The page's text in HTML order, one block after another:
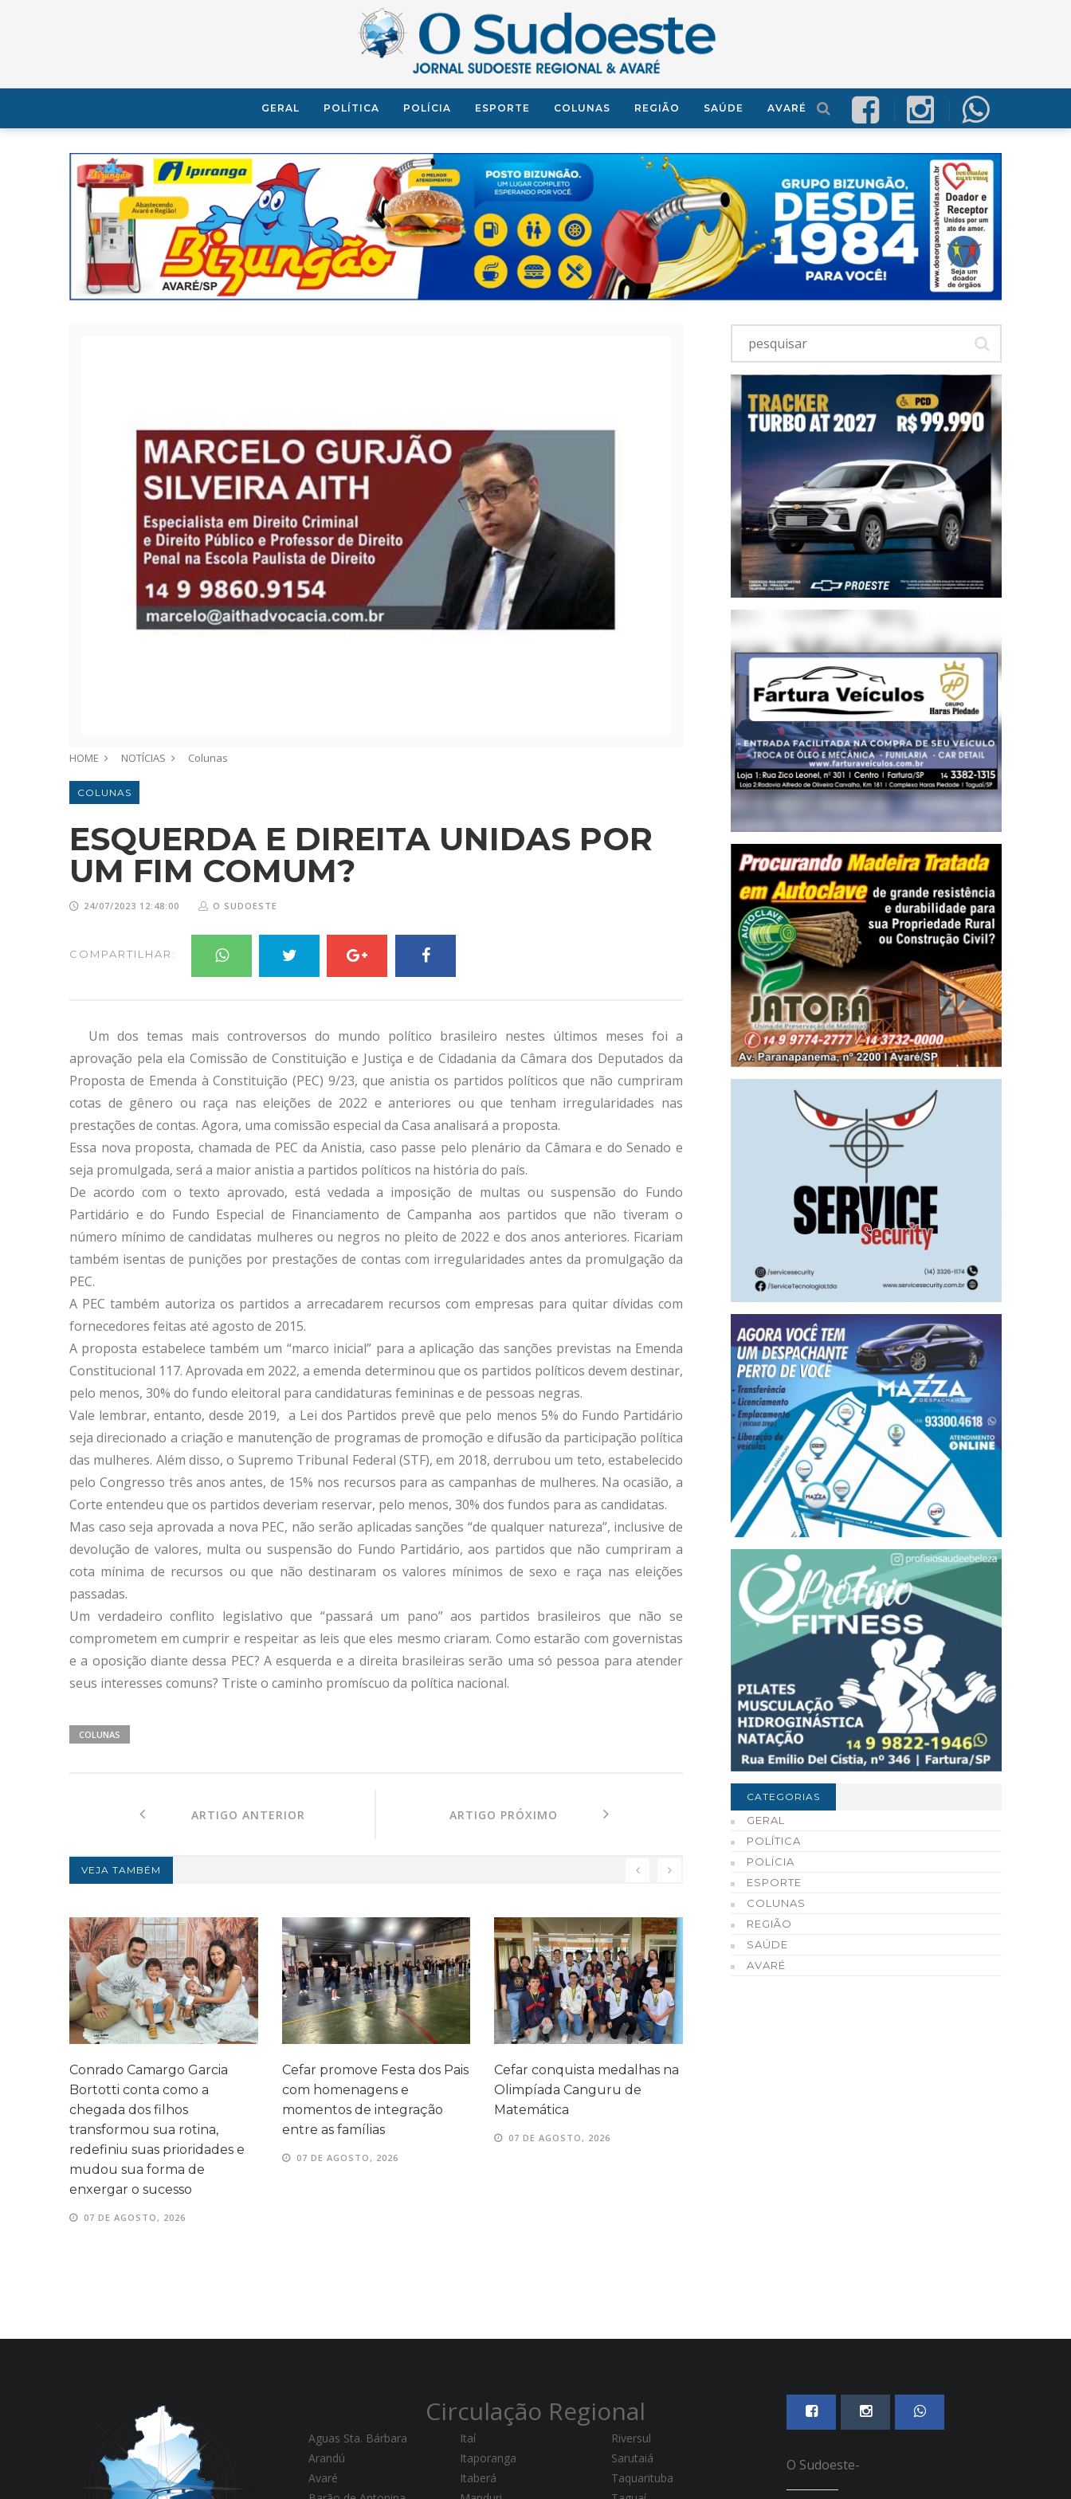
GERAL POLÍTICA POLÍCIA ESPORTE COLUNAS REGIÃO SAÚDE AVARÉ
HOME NOTÍCIAS Colunas
COLUNAS
ESQUERDA E DIREITA UNIDAS POR
UM FIM COMUM?
24/07/2023 12:48:00 O SUDOESTE
COMPARTILHAR:
Um dos temas mais controversos do mundo político brasileiro nestes últimos meses foi a
aprovação pela ela Comissão de Constituição e Justiça e de Cidadania da Câmara dos Deputados da
Proposta de Emenda à Constituição (PEC) 9/23, que anistia os partidos políticos que não cumpriram
cotas de gênero ou raça nas eleições de 2022 e anteriores ou que tenham irregularidades nas
prestações de contas. Agora, uma comissão especial da Casa analisará a proposta.
Essa nova proposta, chamada de PEC da Anistia, caso passe pelo plenário da Câmara e do Senado e
seja promulgada, será a maior anistia a partidos políticos na história do país.
De acordo com o texto aprovado, está vedada a imposição de multas ou suspensão do Fundo
Partidário e do Fundo Especial de Financiamento de Campanha aos partidos que não tiveram o
número mínimo de candidatas mulheres ou negros no pleito de 2022 e dos anos anteriores. Ficariam
também isentas de punições por prestações de contas com irregularidades antes da promulgação da
PEC.
A PEC também autoriza os partidos a arrecadarem recursos com empresas para quitar dívidas com
fornecedores feitas até agosto de 2015.
A proposta estabelece também um “marco inicial” para a aplicação das sanções previstas na Emenda
Constitucional 117. Aprovada em 2022, a emenda determinou que os partidos políticos devem destinar,
pelo menos, 30% do fundo eleitoral para candidaturas femininas e de pessoas negras.
Vale lembrar, entanto, desde 2019, a Lei dos Partidos prevê que pelo menos 5% do Fundo Partidário
seja direcionado a criação e manutenção de programas de promoção e difusão da participação política
das mulheres. Além disso, o Supremo Tribunal Federal (STF), em 2018, derrubou um teto, estabelecido
pelo Congresso três anos antes, de 15% nos recursos para as campanhas de mulheres. Na ocasião, a
Corte entendeu que os partidos deveriam reservar, pelo menos, 30% dos fundos para as candidatas.
Mas caso seja aprovada a nova PEC, não serão aplicadas sanções “de qualquer natureza”, inclusive de
devolução de valores, multa ou suspensão do Fundo Partidário, aos partidos que não cumpriram a
cota mínima de recursos ou que não destinaram os valores mínimos de sexo e raça nas eleições
passadas.
Um verdadeiro conflito legislativo que “passará um pano” aos partidos brasileiros que não se
comprometem em cumprir e respeitar as leis que eles mesmo criaram. Como estarão com governistas
e a oposição diante dessa PEC? A esquerda e a direita brasileiras serão uma só pessoa para atender
seus interesses comuns? Triste o caminho promíscuo da política nacional.
COLUNAS
ARTIGO ANTERIOR ARTIGO PRÓXIMO
VEJA TAMBÉM
Conrado Camargo Garcia
Bortotti conta como a
chegada dos filhos
transformou sua rotina,
redefiniu suas prioridades e
mudou sua forma de
enxergar o sucesso
07 DE AGOSTO, 2026
Cefar promove Festa dos Pais
com homenagens e
momentos de integração
entre as famílias
07 DE AGOSTO, 2026
Cefar conquista medalhas na
Olimpíada Canguru de
Matemática
07 DE AGOSTO, 2026
CATEGORIAS
GERAL
POLÍTICA
POLÍCIA
ESPORTE
COLUNAS
REGIÃO
SAÚDE
AVARÉ
Circulação Regional
Aguas Sta. Bárbara
Arandú
Avaré
Itaí
Itaporanga
Itaberá
Riversul
Sarutaiá
Taquarituba
O Sudoeste-